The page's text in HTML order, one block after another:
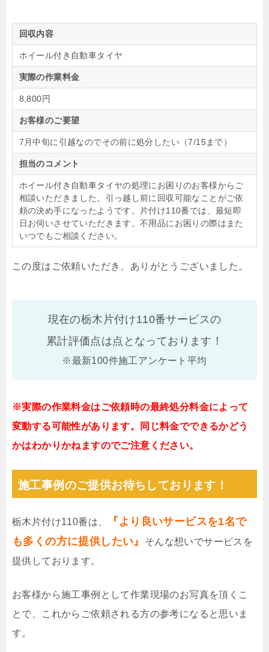
回収内容
ホイール付き自動車タイヤ
実際の作業料金
8,800円
お客様のご要望
7月中旬に引越なのでその前に処分したい（7/15まで）
担当のコメント
ホイール付き自動車タイヤの処理にお困りのお客様からご
相談いただきました。引っ越し前に回収可能なことがご依
頼の決め手になったようです。片付け110番では、最短即
日お伺いさせていただきます。不用品にお困りの際はまた
いつでもご相談ください。
この度はご依頼いただき、ありがとうございました。
現在の栃木片付け110番サービスの
累計評価点は点となっております！
※最新100件施工アンケート平均
※実際の作業料金はご依頼時の最終処分料金によって
変動する可能性があります。同じ料金でできるかどう
かはわかりかねますのでご注意ください。
施工事例のご提供お待ちしております！
栃木片付け110番は、
『より良いサービスを1名で
も多くの方に提供したい』
そんな想いでサービスを
提供しております。
お客様から施工事例として作業現場のお写真を頂くこ
とで、これからご依頼される方の参考になると思いま
す。